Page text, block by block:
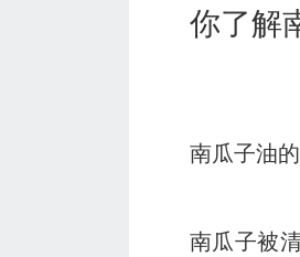
你了解
南瓜子油
南瓜子被